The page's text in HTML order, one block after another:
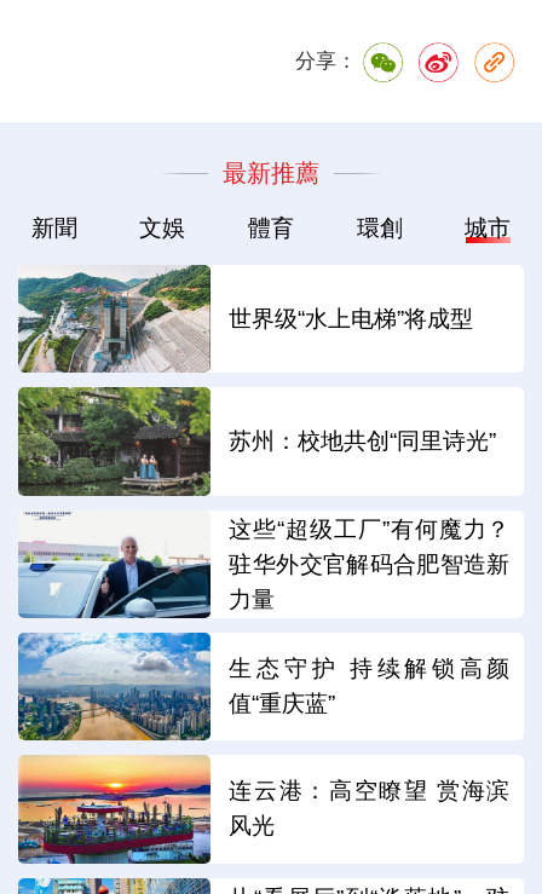
分享：
最新推薦
新聞 文娛 體育 環創 城市
世界级“水上电梯”将成型
苏州：校地共创“同里诗光”
这些“超级工厂”有何魔力？
驻华外交官解码合肥智造新
力量
生态守护 持续解锁高颜
值“重庆蓝”
连云港：高空瞭望 赏海滨
风光